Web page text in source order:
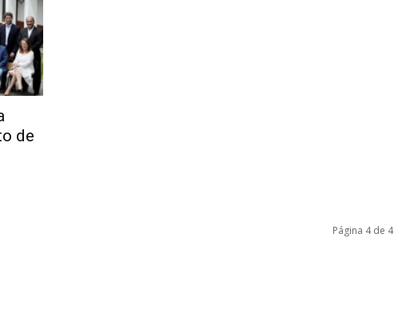
de
Página 4 de 4